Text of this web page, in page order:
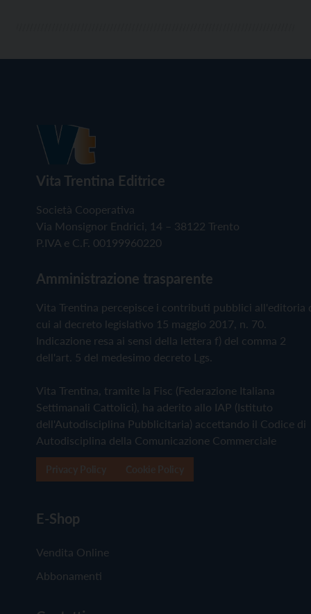
Vita Trentina Editrice
Società Cooperativa
Via Monsignor Endrici, 14 – 38122 Trento
P.IVA e C.F. 00199960220
Amministrazione trasparente
Vita Trentina percepisce i contributi pubblici all'editoria
cui al decreto legislativo 15 maggio 2017, n. 70.
Indicazione resa ai sensi della lettera f) del comma 2
dell'art. 5 del medesimo decreto Lgs.
Vita Trentina, tramite la Fisc (Federazione Italiana
Settimanali Cattolici), ha aderito allo IAP (Istituto
dell'Autodisciplina Pubblicitaria) accettando il Codice di
Autodisciplina della Comunicazione Commerciale
E-Shop
Vendita Online
Abbonamenti